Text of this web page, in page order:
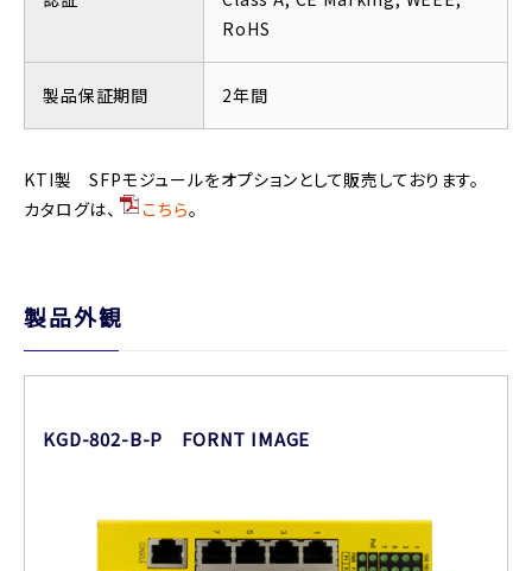
RoHS
製品保証期間 2年間
KTI製 SFPモジュールをオプションとして販売しております。
カタログは、
こちら。
製品外観
KGD-802-B-P FORNT IMAGE